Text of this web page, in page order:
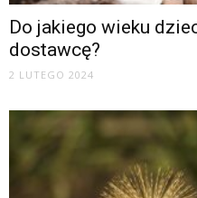
Do jakiego wieku
dostawcę?
2 LUTEGO 2024